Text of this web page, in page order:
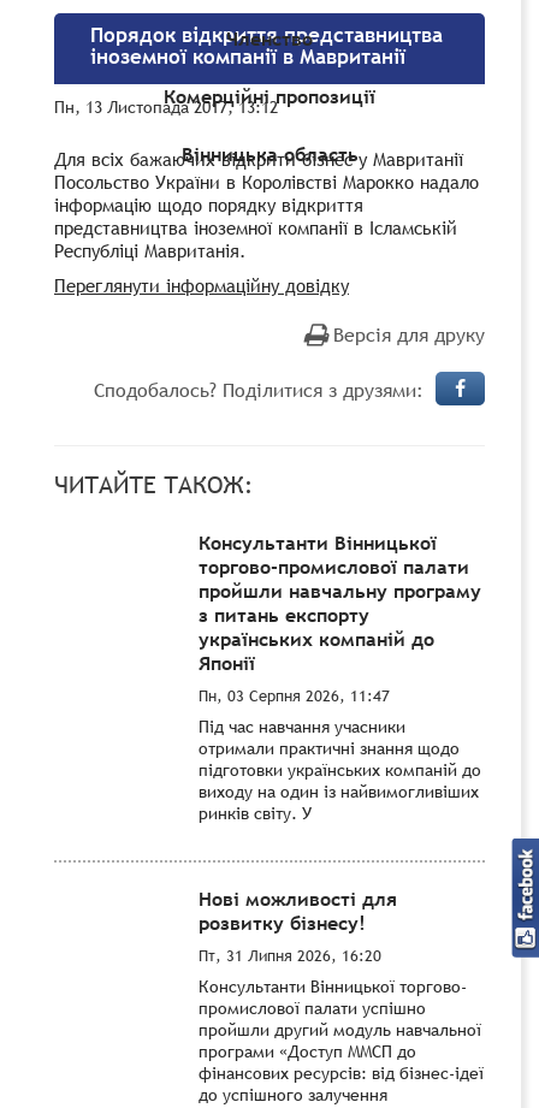
Членство
Комерційні пропозиції
Вінницька область
Порядок відкриття представництва
іноземної компанії в Мавританії
Пн, 13 Листопада 2017, 13:12
Для всіх бажаючих відкрити бізнес у Мавританії
Посольство України в Королівстві Марокко надало
інформацію щодо порядку відкриття
представництва іноземної компанії в Ісламській
Республіці Мавританія.
Переглянути інформаційну довідку
Версія для друку
Сподобалось? Поділитися з друзями:
ЧИТАЙТЕ ТАКОЖ:
Консультанти Вінницької
торгово-промислової палати
пройшли навчальну програму
з питань експорту
українських компаній до
Японії
Пн, 03 Серпня 2026, 11:47
Під час навчання учасники
отримали практичні знання щодо
підготовки українських компаній до
виходу на один із найвимогливіших
ринків світу. У
Нові можливості для
розвитку бізнесу!
Пт, 31 Липня 2026, 16:20
Консультанти Вінницької торгово-
промислової палати успішно
пройшли другий модуль навчальної
програми «Доступ ММСП до
фінансових ресурсів: від бізнес-ідеї
до успішного залучення